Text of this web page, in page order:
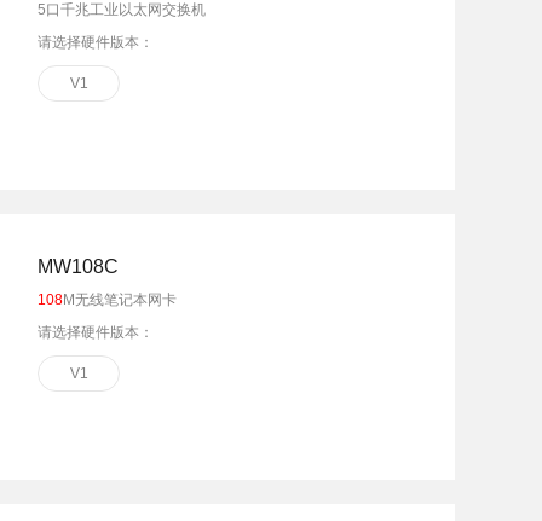
5口千兆工业以太网交换机
请选择硬件版本：
V1
MW108C
108M无线笔记本网卡
请选择硬件版本：
V1